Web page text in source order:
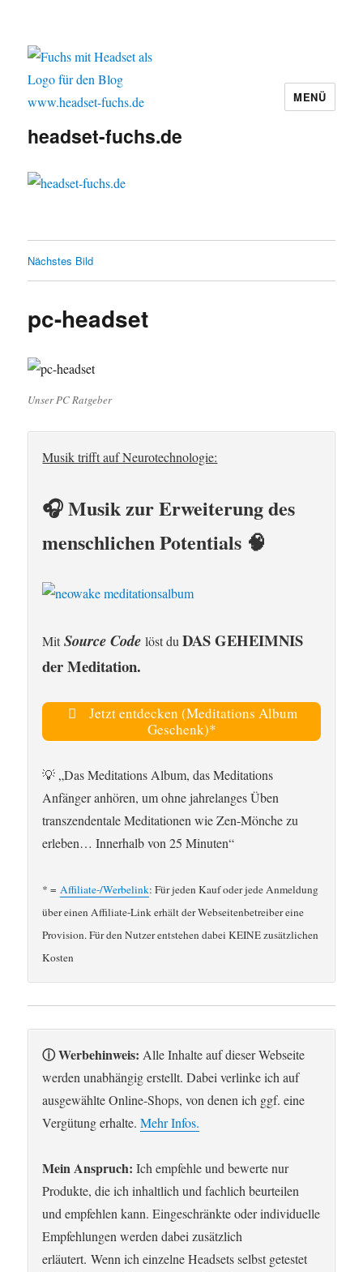
headset-fuchs.de
MENÜ
Nächstes Bild
pc-headset
Unser PC Ratgeber
Musik trifft auf Neurotechnologie:
🎧 Musik zur Erweiterung des
menschlichen Potentials 🧠
MitSource Code löst duDAS GEHEIMNIS
der Meditation.
Jetzt entdecken (Meditations Album
Geschenk)*
💡 „Das Meditations Album, das Meditations
Anfänger anhören, um ohne jahrelanges Üben
transzendentale Meditationen wie Zen-Mönche zu
erleben… Innerhalb von 25 Minuten“
* =Affiliate-/Werbelink: Für jeden Kauf oder jede Anmeldung
über einen Affiliate-Link erhält der Webseitenbetreiber eine
Provision. Für den Nutzer entstehen dabei KEINE zusätzlichen
Kosten
ⓘ Werbehinweis: Alle Inhalte auf dieser Webseite
werden unabhängig erstellt. Dabei verlinke ich auf
ausgewählte Online-Shops, von denen ich ggf. eine
Vergütung erhalte.Mehr Infos.
Mein Anspruch: Ich empfehle und bewerte nur
Produkte, die ich inhaltlich und fachlich beurteilen
und empfehlen kann. Eingeschränkte oder individuelle
Empfehlungen werden dabei zusätzlich
erläutert. Wenn ich einzelne Headsets selbst getestet